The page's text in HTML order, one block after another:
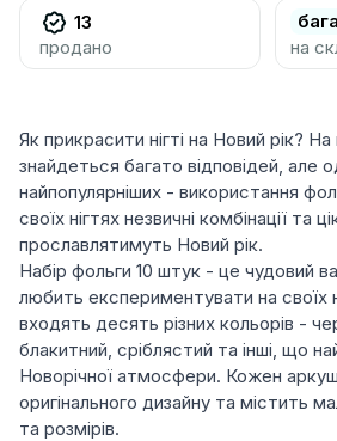
13
продано
на
Як прикрасити нігті на Новий рік?
знайдеться багато відповідей, але
найпопулярніших - використання
своїх нігтях незвичні комбінації та
прославлятимуть Новий рік.
Набір фольги 10 штук - це чудовий
любить експериментувати на своїх
входять десять різних кольорів -
блакитний, сріблястий та інші, що
Новорічної атмосфери. Кожен
оригінального дизайну та містить
та розмірів.